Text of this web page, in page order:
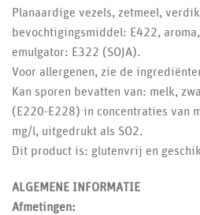
Planaardige vezels, zetmeel,
bevochtigingsmiddel: E422,
emulgator: E322 (SOJA).
Voor allergenen, zie de
Kan sporen bevatten van: melk,
(E220-E228) in concentraties van
mg/l, uitgedrukt als SO2.
Dit product is: glutenvrij en
ALGEMENE INFORMATIE
Afmetingen: